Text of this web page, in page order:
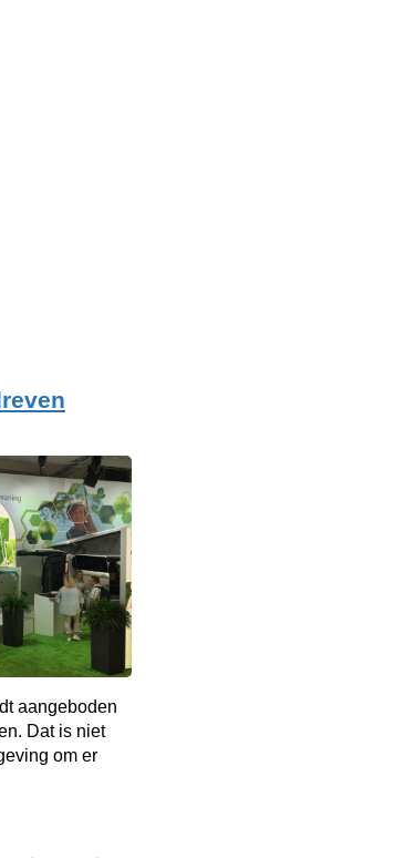
aangeboden
Dat is niet
om er